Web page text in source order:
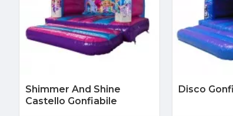
Shimmer And Shine
Castello Gonfiabile
Disco